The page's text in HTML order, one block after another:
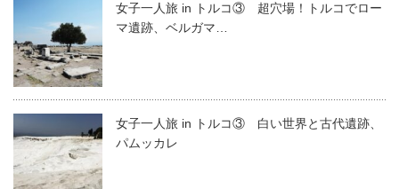
女子一人旅 in トルコ③ 超穴場！トルコでロー
マ遺跡、ベルガマ…
女子一人旅 in トルコ③ 白い世界と古代遺跡、
パムッカレ